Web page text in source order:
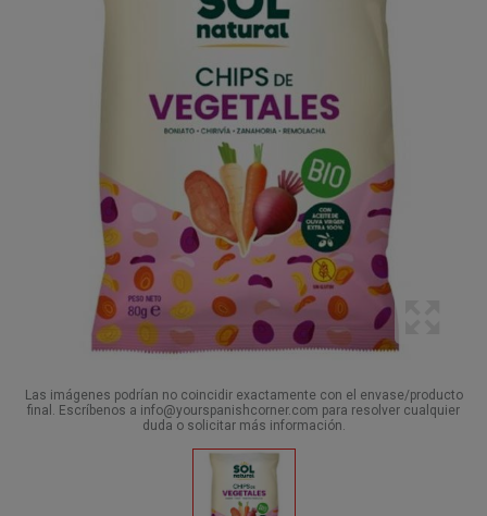
Las imágenes podrían no coincidir exactamente con el envase/producto
final. Escríbenos a info@yourspanishcorner.com para resolver cualquier
duda o solicitar más información.